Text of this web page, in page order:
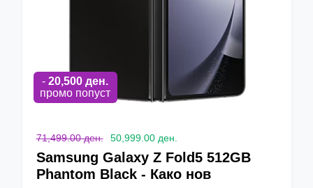
- 20,500 ден.
промо попуст
71,499.00 ден. 50,999.00 ден.
Samsung Galaxy Z Fold5 512GB
Phantom Black - Како нов